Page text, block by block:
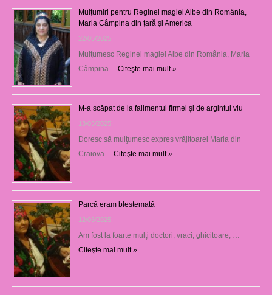
Mulțumiri pentru Reginei magiei Albe din România,
Maria Câmpina din țară și America
22/05/2025
Mulţumesc Reginei magiei Albe din România, Maria
Câmpina … Citeşte mai mult »
M-a scăpat de la falimentul firmei și de argintul viu
13/03/2025
Doresc să mulţumesc expres vrăjitoarei Maria din
Craiova … Citeşte mai mult »
Parcă eram blestemată
12/03/2025
Am fost la foarte mulţi doctori, vraci, ghicitoare, …
Citeşte mai mult »